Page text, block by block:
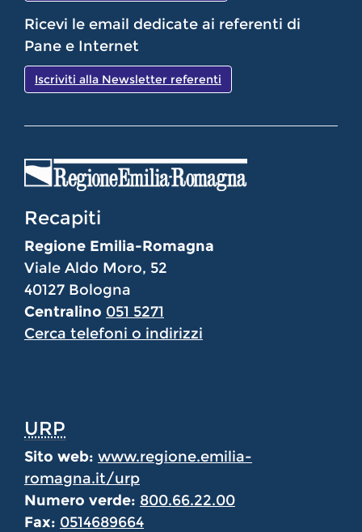
Ricevi le email dedicate ai referenti di
Pane e Internet
Iscriviti alla Newsletter referenti
Recapiti
Regione Emilia-Romagna
Viale Aldo Moro, 52
40127 Bologna
Centralino 051 5271
Cerca telefoni o indirizzi
URP
Sito web: www.regione.emilia-
romagna.it/urp
Numero verde: 800.66.22.00
Fax: 0514689664